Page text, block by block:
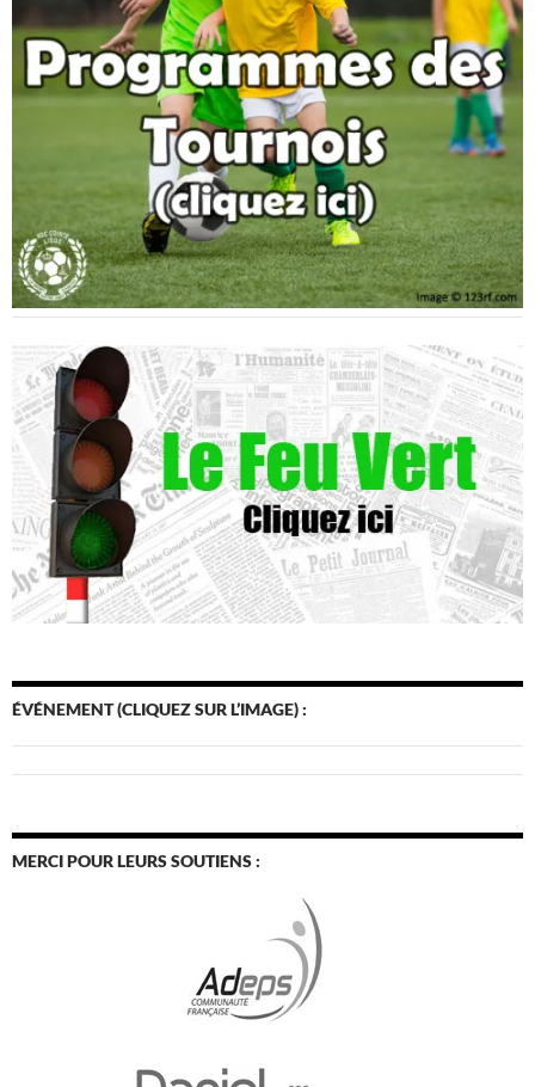
ÉVÉNEMENT (CLIQUEZ SUR L’IMAGE) :
MERCI POUR LEURS SOUTIENS :